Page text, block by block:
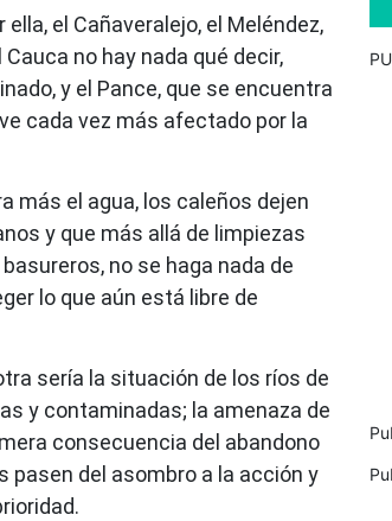
el Cañaveralejo, el Meléndez,
no hay nada qué decir,
y el Pance, que se encuentra
cada vez más afectado por la
más el agua, los caleños dejen
y que más allá de limpiezas
no se haga nada de
lo que aún está libre de
sería la situación de los ríos de
y contaminadas; la amenaza de
consecuencia del abandono
pasen del asombro a la acción y